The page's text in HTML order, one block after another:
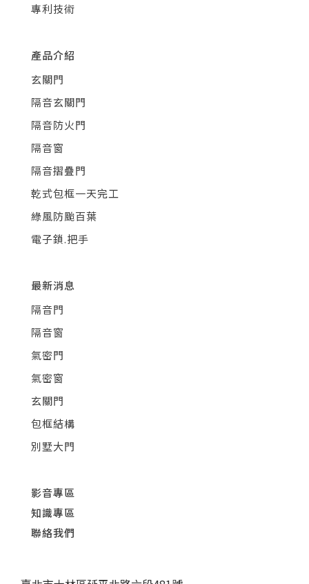
專利技術
產品介紹
玄關門
隔音玄關門
隔音防火門
隔音窗
隔音摺疊門
乾式包框一天完工
綠風防颱百葉
電子鎖.把手
最新消息
隔音門
隔音窗
氣密門
氣密窗
玄關門
包框結構
別墅大門
影音專區
知識專區
聯絡我們